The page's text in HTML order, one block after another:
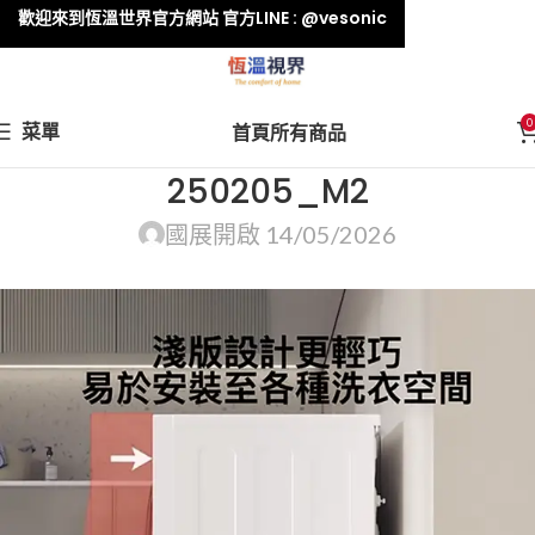
菜單 首頁所有商品 0
250205_M2
國展開啟 14/05/2026
歡迎來到恆溫世界官方網站 官方LINE : @vesonic